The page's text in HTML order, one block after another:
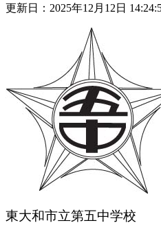
更新日：2025年12月12日
東大和市立第五中学校